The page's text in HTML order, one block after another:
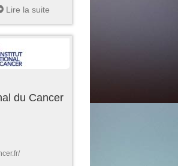
Lire la suite
du Cancer